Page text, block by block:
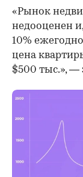
«Рынок
недооценен
10%
цена
$500 тыс.», —